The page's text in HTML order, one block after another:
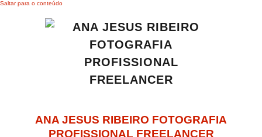
Saltar para o conteúdo
ANA JESUS RIBEIRO FOTOGRAFIA
PROFISSIONAL FREELANCER